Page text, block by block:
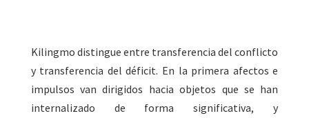
Kilingmo distingue entre transferencia del conflicto
y transferencia del déficit. En la primera afectos e
impulsos van dirigidos hacia objetos que se han
internalizado de forma significativa, y